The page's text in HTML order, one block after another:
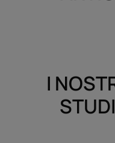
I